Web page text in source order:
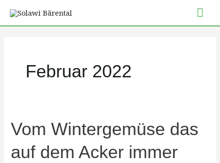
Inhalt
Februar 2022
Vom Wintergemüse das
auf dem Acker immer
Vom
Wintergemüse
das